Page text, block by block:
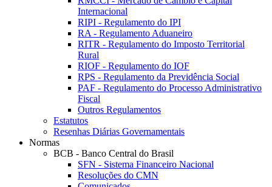
Internacional
RIPI - Regulamento do IPI
RA - Regulamento Aduaneiro
RITR - Regulamento do Imposto Territorial
Rural
RIOF - Regulamento do IOF
RPS - Regulamento da Previdência Social
PAF - Regulamento do Processo Administrativo
Fiscal
Outros Regulamentos
Estatutos
Resenhas Diárias Governamentais
Normas
BCB - Banco Central do Brasil
SFN - Sistema Financeiro Nacional
Resoluções do CMN